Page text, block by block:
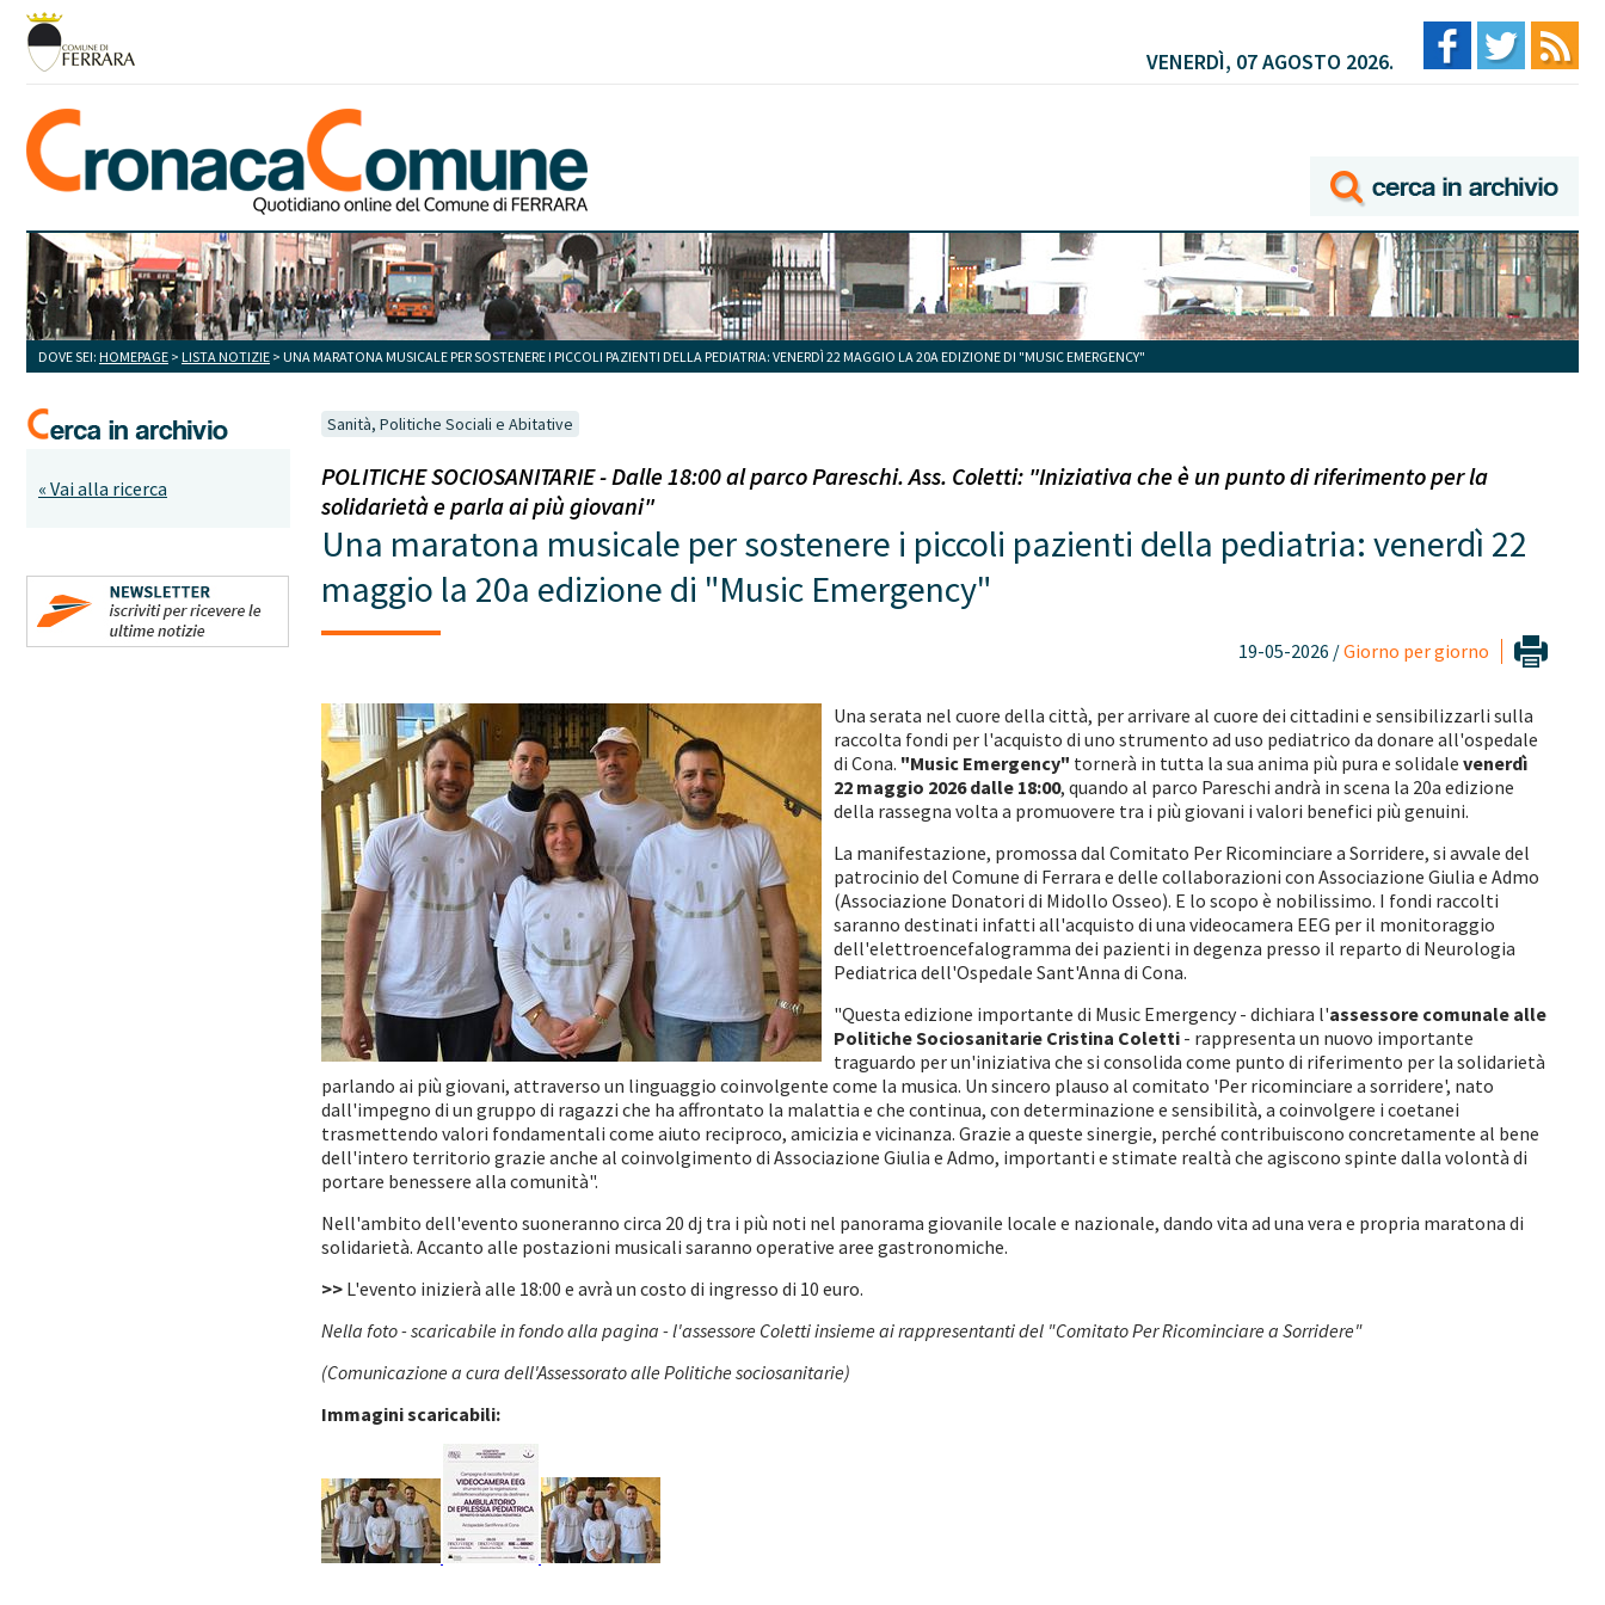
VENERDÌ, 07 AGOSTO 2026.
DOVE SEI: HOMEPAGE > LISTA NOTIZIE > UNA MARATONA MUSICALE PER SOSTENERE I PICCOLI PAZIENTI DELLA PEDIATRIA: VENERDÌ 22 MAGGIO LA 20A EDIZIONE DI "MUSIC EMERGENCY"
« Vai alla ricerca
Sanità, Politiche Sociali e Abitative
POLITICHE SOCIOSANITARIE - Dalle 18:00 al parco Pareschi. Ass. Coletti: "Iniziativa che è un punto di riferimento per la
solidarietà e parla ai più giovani"
Una maratona musicale per sostenere i piccoli pazienti della pediatria: venerdì 22
maggio la 20a edizione di "Music Emergency"
19-05-2026 /Giorno per giorno
Una serata nel cuore della città, per arrivare al cuore dei cittadini e sensibilizzarli sulla
raccolta fondi per l'acquisto di uno strumento ad uso pediatrico da donare all'ospedale
di Cona. "Music Emergency" tornerà in tutta la sua anima più pura e solidale venerdì
22 maggio 2026 dalle 18:00, quando al parco Pareschi andrà in scena la 20a edizione
della rassegna volta a promuovere tra i più giovani i valori benefici più genuini.
La manifestazione, promossa dal Comitato Per Ricominciare a Sorridere, si avvale del
patrocinio del Comune di Ferrara e delle collaborazioni con Associazione Giulia e Admo
(Associazione Donatori di Midollo Osseo). E lo scopo è nobilissimo. I fondi raccolti
saranno destinati infatti all'acquisto di una videocamera EEG per il monitoraggio
dell'elettroencefalogramma dei pazienti in degenza presso il reparto di Neurologia
Pediatrica dell'Ospedale Sant'Anna di Cona.
"Questa edizione importante di Music Emergency - dichiara l'assessore comunale alle
Politiche Sociosanitarie Cristina Coletti - rappresenta un nuovo importante
traguardo per un'iniziativa che si consolida come punto di riferimento per la solidarietà
parlando ai più giovani, attraverso un linguaggio coinvolgente come la musica. Un sincero plauso al comitato 'Per ricominciare a sorridere', nato
dall'impegno di un gruppo di ragazzi che ha affrontato la malattia e che continua, con determinazione e sensibilità, a coinvolgere i coetanei
trasmettendo valori fondamentali come aiuto reciproco, amicizia e vicinanza. Grazie a queste sinergie, perché contribuiscono concretamente al bene
dell'intero territorio grazie anche al coinvolgimento di Associazione Giulia e Admo, importanti e stimate realtà che agiscono spinte dalla volontà di
portare benessere alla comunità".
Nell'ambito dell'evento suoneranno circa 20 dj tra i più noti nel panorama giovanile locale e nazionale, dando vita ad una vera e propria maratona di
solidarietà. Accanto alle postazioni musicali saranno operative aree gastronomiche.
>> L'evento inizierà alle 18:00 e avrà un costo di ingresso di 10 euro.
Nella foto - scaricabile in fondo alla pagina - l'assessore Coletti insieme ai rappresentanti del "Comitato Per Ricominciare a Sorridere"
(Comunicazione a cura dell'Assessorato alle Politiche sociosanitarie)
Immagini scaricabili: